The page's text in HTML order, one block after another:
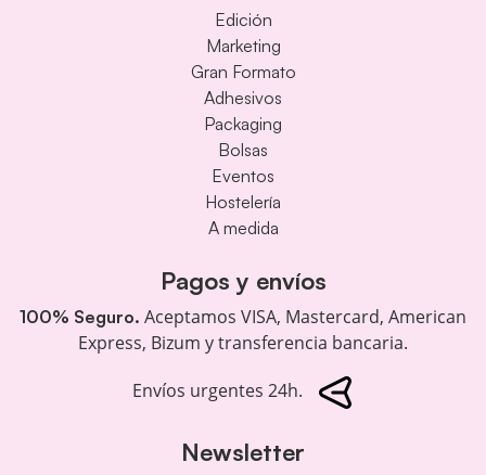
Edición
Marketing
Gran Formato
Adhesivos
Packaging
Bolsas
Eventos
Hostelería
A medida
Pagos y envíos
100% Seguro. Aceptamos VISA, Mastercard, American
Express, Bizum y transferencia bancaria.
Envíos urgentes 24h.
Newsletter